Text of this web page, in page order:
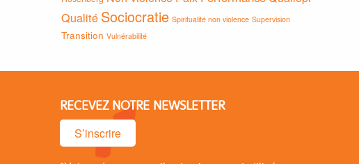
Qualité Sociocratie Spiritualité non violence Supervision
Transition Vulnérabilité
RECEVEZ NOTRE NEWSLETTER
S’inscrire